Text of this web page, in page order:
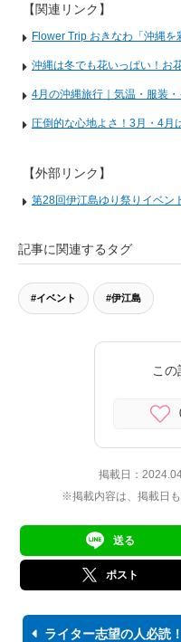
【関連リンク】
Flower Trip おきなわ「沖縄を
沖縄は冬でも花いっぱい！お
4月の沖縄旅行｜気温・服装
圧倒的な心地よさ！3月・4月
【外部リンク】
第28回伊江島ゆり祭りイベン
記事に関連するタグ
#イベント #伊江島
この
掲載日：
※掲載内容は、掲載日も
送る
ポスト
ライター志望の人必読